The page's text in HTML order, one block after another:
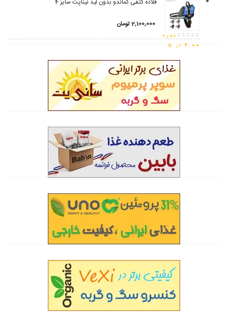
قلاده کتفی کماندو بدون لید نیناپت سایز 4
نمره
2.00 از 5
2,100,000تومان